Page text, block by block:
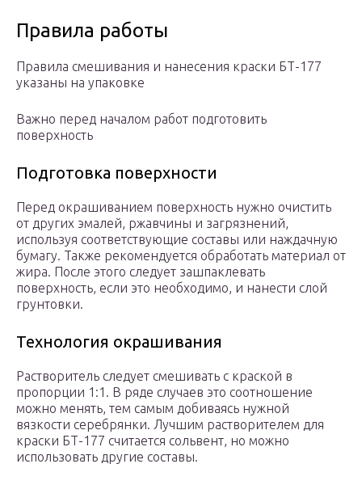
Правила работы
Правила смешивания и нанесения краски БТ-177
указаны на упаковке
Важно перед началом работ подготовить
поверхность
Подготовка поверхности
Перед окрашиванием поверхность нужно очистить
от других эмалей, ржавчины и загрязнений,
используя соответствующие составы или наждачную
бумагу. Также рекомендуется обработать материал от
жира. После этого следует зашпаклевать
поверхность, если это необходимо, и нанести слой
грунтовки.
Технология окрашивания
Растворитель следует смешивать с краской в
пропорции 1:1. В ряде случаев это соотношение
можно менять, тем самым добиваясь нужной
вязкости серебрянки. Лучшим растворителем для
краски БТ-177 считается сольвент, но можно
использовать другие составы.